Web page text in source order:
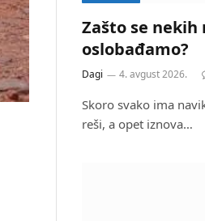
Zašto se
oslobađamo?
Dagi 4. avgust 2026.
Skoro svako ima
reši, a opet iznova…